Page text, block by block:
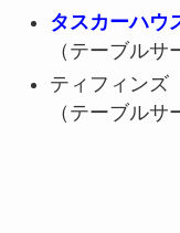
タスカーハ
（テーブルサ
ティフィンズ
（テーブルサ